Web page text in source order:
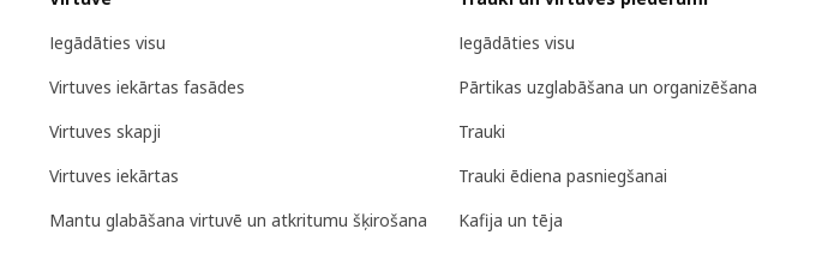
Iegādāties visu
Virtuves iekārtas fasādes
Virtuves skapji
Virtuves iekārtas
Mantu glabāšana virtuvē un atkritumu šķirošana
Iegādāties visu
Pārtikas uzglabāšana un organizēšana
Trauki
Trauki ēdiena pasniegšanai
Kafija un tēja